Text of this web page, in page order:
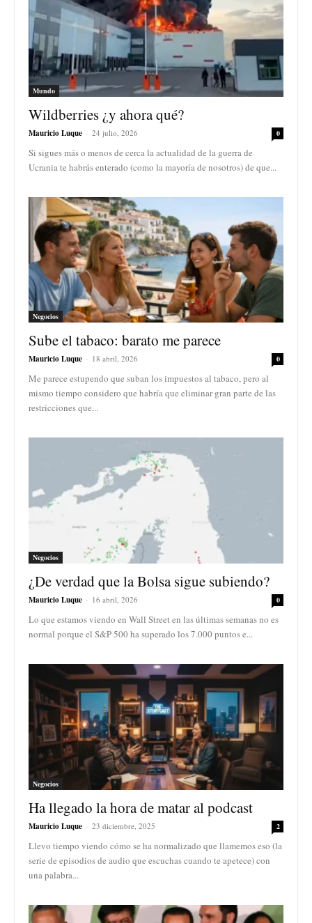
Mundo
Wildberries ¿y ahora qué?
Mauricio Luque - 24 julio, 2026 0
Si sigues más o menos de cerca la actualidad de la guerra de
Ucrania te habrás enterado (como la mayoría de nosotros) de que...
Negocios
Sube el tabaco: barato me parece
Mauricio Luque - 18 abril, 2026 0
Me parece estupendo que suban los impuestos al tabaco, pero al
mismo tiempo considero que habría que eliminar gran parte de las
restricciones que...
Negocios
¿De verdad que la Bolsa sigue subiendo?
Mauricio Luque - 16 abril, 2026 0
Lo que estamos viendo en Wall Street en las últimas semanas no es
normal porque el S&P 500 ha superado los 7.000 puntos e...
Negocios
Ha llegado la hora de matar al podcast
Mauricio Luque - 23 diciembre, 2025 2
Llevo tiempo viendo cómo se ha normalizado que llamemos eso (la
serie de episodios de audio que escuchas cuando te apetece) con
una palabra...